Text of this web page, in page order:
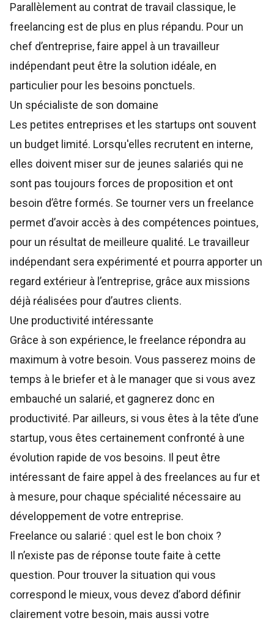
Parallèlement au contrat de travail classique, le
freelancing est de plus en plus répandu. Pour un
chef d’entreprise, faire appel à un travailleur
indépendant peut être la solution idéale, en
particulier pour les besoins ponctuels.
Un spécialiste de son domaine
Les petites entreprises et les startups ont souvent
un budget limité. Lorsqu'elles recrutent en interne,
elles doivent miser sur de jeunes salariés qui ne
sont pas toujours forces de proposition et ont
besoin d’être formés. Se tourner vers un freelance
permet d’avoir accès à des compétences pointues,
pour un résultat de meilleure qualité. Le travailleur
indépendant sera expérimenté et pourra apporter un
regard extérieur à l’entreprise, grâce aux missions
déjà réalisées pour d’autres clients.
Une productivité intéressante
Grâce à son expérience, le freelance répondra au
maximum à votre besoin. Vous passerez moins de
temps à le briefer et à le manager que si vous avez
embauché un salarié, et gagnerez donc en
productivité. Par ailleurs, si vous êtes à la tête d’une
startup, vous êtes certainement confronté à une
évolution rapide de vos besoins. Il peut être
intéressant de faire appel à des freelances au fur et
à mesure, pour chaque spécialité nécessaire au
développement de votre entreprise.
Freelance ou salarié : quel est le bon choix ?
Il n’existe pas de réponse toute faite à cette
question. Pour trouver la situation qui vous
correspond le mieux, vous devez d’abord définir
clairement votre besoin, mais aussi votre